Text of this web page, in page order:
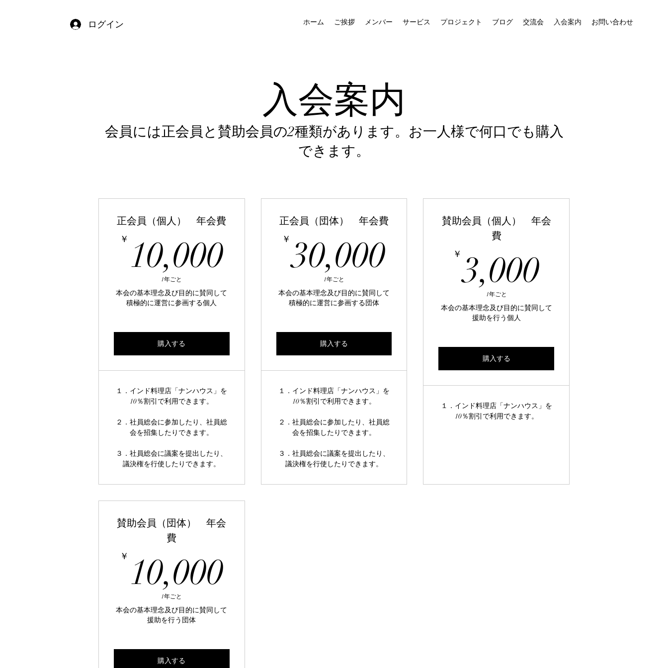
ログイン ホーム ご挨拶 メンバー サービス プロジェクト ブログ 交流会 入会案内 お問い合わせ
入会案内
会員には正会員と賛助会員の2種類があります。お一人様で何口でも購入
できます。
正会員（個人） 年会費
￥ 10,000 10,000￥
1年ごと
本会の基本理念及び目的に賛同して
積極的に運営に参画する個人
購入する
１．インド料理店「ナンハウス」を
10％割引で利用できます。
２．社員総会に参加したり、社員総
会を招集したりできます。
３．社員総会に議案を提出したり、
議決権を行使したりできます。
正会員（団体） 年会費
￥ 30,000 30,000￥
1年ごと
本会の基本理念及び目的に賛同して
積極的に運営に参画する団体
購入する
１．インド料理店「ナンハウス」を
10％割引で利用できます。
２．社員総会に参加したり、社員総
会を招集したりできます。
３．社員総会に議案を提出したり、
議決権を行使したりできます。
賛助会員（個人） 年会
費
￥ 3,000
1年ごと
本会の基本理念及び目的に賛同して
援助を行う個人
購入する
１．インド料理店「ナンハウス」を
10％割引で利用できます。
賛助会員（団体） 年会
費
￥ 10,000
1年ごと
本会の基本理念及び目的に賛同して
援助を行う団体
購入する